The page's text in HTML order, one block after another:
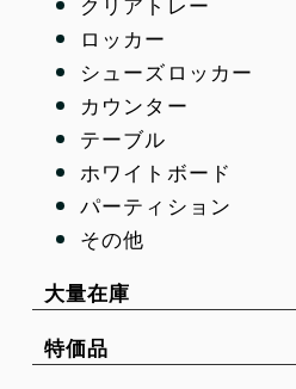
ロッカー
シューズロッカー
カウンター
テーブル
ホワイトボード
パーティション
その他
大量在庫
特価品